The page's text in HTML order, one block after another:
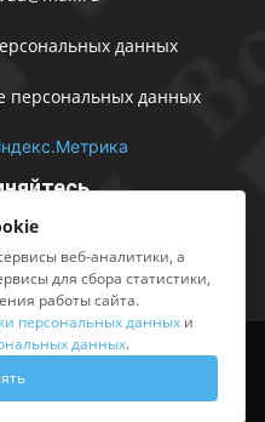
данных
персональных данных
Sing in
правда», 2012-2026
веб-аналитики, а
для сбора статистики,
работы сайта.
персональных данных и
данных.